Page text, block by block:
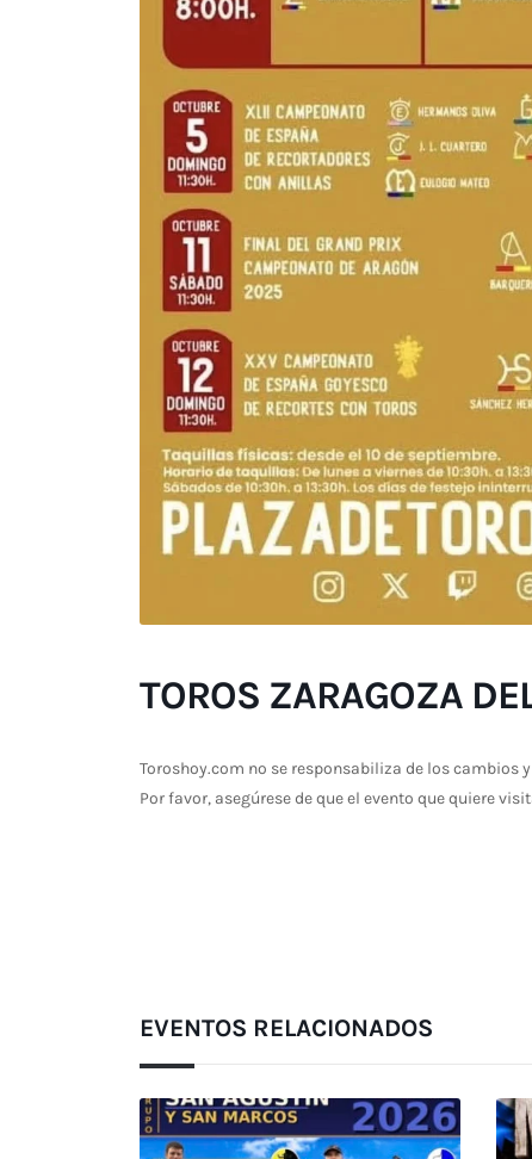
TOROS ZARAGOZA
Toroshoy.com no se responsabiliza de los cambios
Por favor, asegúrese de que el evento que quiere
EVENTOS RELACIONADOS